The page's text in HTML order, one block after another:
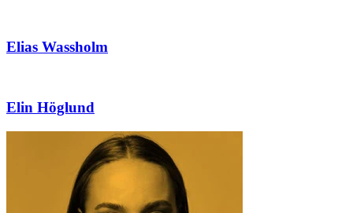
Elias Wassholm
Elin Höglund